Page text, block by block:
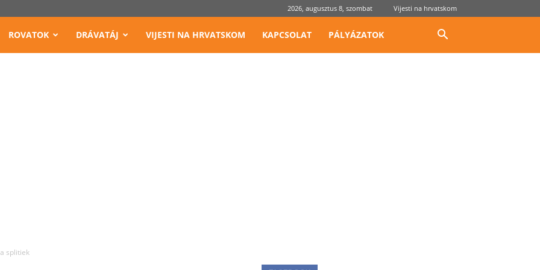
2026, augusztus 8, szombat Vijesti na hrvatskom
ROVATOK DRÁVATÁJ VIJESTI NA HRVATSKOM KAPCSOLAT PÁLYÁZATOK
splitiek